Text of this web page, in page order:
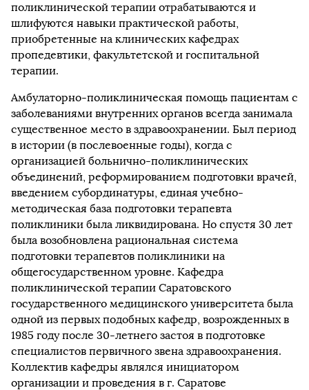
поликлинической терапии отрабатываются и
шлифуются навыки практической работы,
приобретенные на клинических кафедрах
пропедевтики, факультетской и госпитальной
терапии.
Амбулаторно-поликлиническая помощь пациентам с
заболеваниями внутренних органов всегда занимала
существенное место в здравоохранении. Был период
в истории (в послевоенные годы), когда с
организацией больнично-поликлинических
объединений, реформированием подготовки врачей,
введением субординатуры, единая учебно-
методическая база подготовки терапевта
поликлиники была ликвидирована. Но спустя 30 лет
была возобновлена рациональная система
подготовки терапевтов поликлиники на
общегосударственном уровне. Кафедра
поликлинической терапии Саратовского
государственного медицинского университета была
одной из первых подобных кафедр, возрожденных в
1985 году после 30-летнего застоя в подготовке
специалистов первичного звена здравоохранения.
Коллектив кафедры являлся инициатором
организации и проведения в г. Саратове